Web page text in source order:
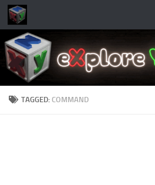
Skip to content
TAGGED:COMMAND